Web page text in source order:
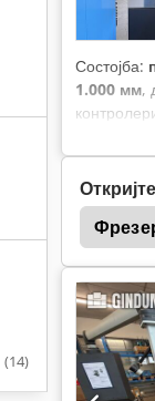
(14)
Состојба:
1.000 мм,
17.000 W,